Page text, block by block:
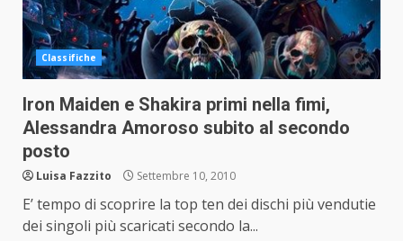
Classifiche
Iron Maiden e Shakira primi nella fimi,
Alessandra Amoroso subito al secondo
posto
Luisa Fazzito Settembre 10, 2010
E’ tempo di scoprire la top ten dei dischi più vendutie
dei singoli più scaricati secondo la...